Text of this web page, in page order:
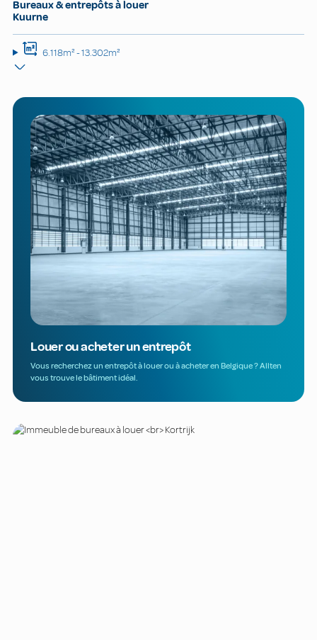
Bureaux & entrepôts à louer
Kuurne
6.118m² - 13.302m²
Louer ou acheter un entrepôt
Vous recherchez un entrepôt à louer ou à acheter en Belgique ? Allten
vous trouve le bâtiment idéal.